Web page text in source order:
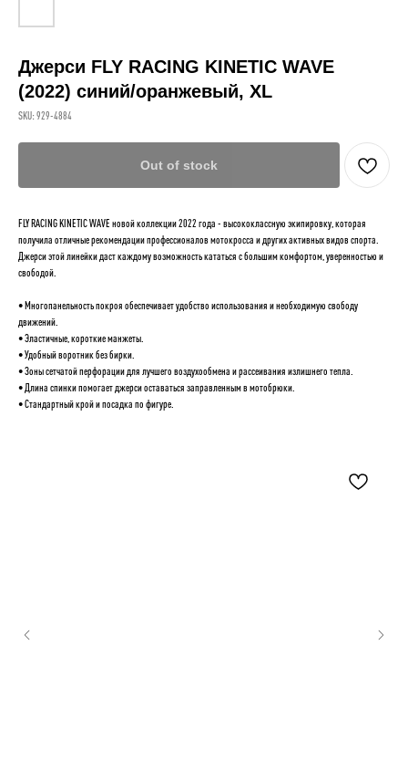
Джерси FLY RACING KINETIC WAVE
(2022) синий/оранжевый, XL
SKU:929-4884
Out of stock
FLY RACING KINETIC WAVE новой коллекции 2022 года - высококлассную экипировку, которая
получила отличные рекомендации профессионалов мотокросса и других активных видов спорта.
Джерси этой линейки даст каждому возможность кататься с большим комфортом, уверенностью и
свободой.
• Многопанельность покроя обеспечивает удобство использования и необходимую свободу
движений.
• Эластичные, короткие манжеты.
• Удобный воротник без бирки.
• Зоны сетчатой перфорации для лучшего воздухообмена и рассеивания излишнего тепла.
• Длина спинки помогает джерси оставаться заправленным в мотобрюки.
• Стандартный крой и посадка по фигуре.